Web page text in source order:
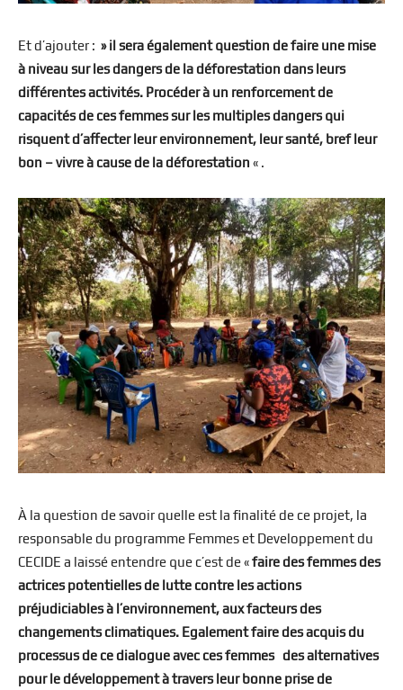
Et d’ajouter : » il sera également question de faire une mise
à niveau sur les dangers de la déforestation dans leurs
différentes activités. Procéder à un renforcement de
capacités de ces femmes sur les multiples dangers qui
risquent d’affecter leur environnement, leur santé, bref leur
bon – vivre à cause de la déforestation « .
À la question de savoir quelle est la finalité de ce projet, la
responsable du programme Femmes et Developpement du
CECIDE a laissé entendre que c’est de «faire des femmes des
actrices potentielles de lutte contre les actions
préjudiciables à l’environnement, aux facteurs des
changements climatiques. Egalement faire des acquis du
processus de ce dialogue avec ces femmes des alternatives
pour le développement à travers leur bonne prise de